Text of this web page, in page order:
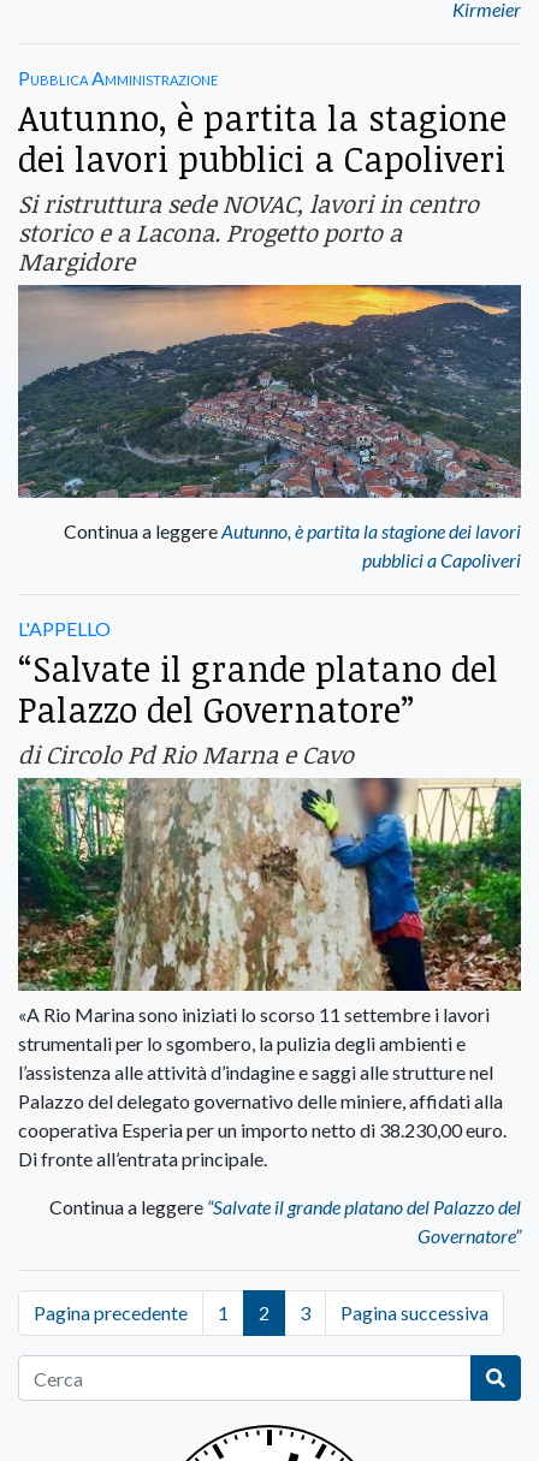
Kirmeier
Pubblica Amministrazione
Autunno, è partita la stagione
dei lavori pubblici a Capoliveri
Si ristruttura sede NOVAC, lavori in centro
storico e a Lacona. Progetto porto a
Margidore
Continua a leggereAutunno, è partita la stagione dei lavori
pubblici a Capoliveri
L'APPELLO
“Salvate il grande platano del
Palazzo del Governatore”
di Circolo Pd Rio Marna e Cavo
«A Rio Marina sono iniziati lo scorso 11 settembre i lavori
strumentali per lo sgombero, la pulizia degli ambienti e
l’assistenza alle attività d’indagine e saggi alle strutture nel
Palazzo del delegato governativo delle miniere, affidati alla
cooperativa Esperia per un importo netto di 38.230,00 euro.
Di fronte all’entrata principale.
Continua a leggere “Salvate il grande platano del Palazzo del
Governatore”
Pagina precedente 1 2 3 Pagina successiva